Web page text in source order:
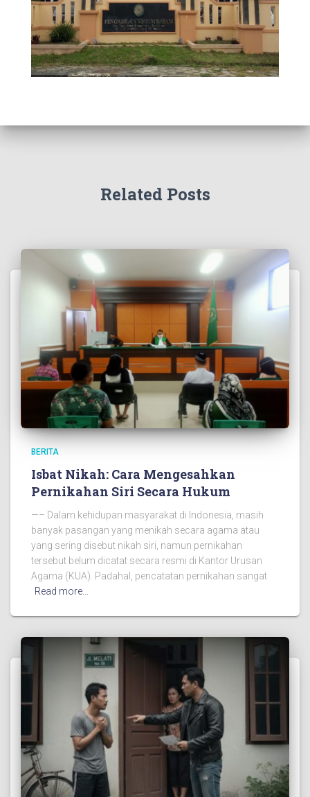
Related Posts
BERITA
Isbat Nikah: Cara Mengesahkan
Pernikahan Siri Secara Hukum
—– Dalam kehidupan masyarakat di Indonesia, masih
banyak pasangan yang menikah secara agama atau
yang sering disebut nikah siri, namun pernikahan
tersebut belum dicatat secara resmi di Kantor Urusan
Agama (KUA). Padahal, pencatatan pernikahan sangat
Read more…